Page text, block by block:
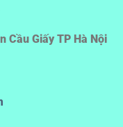
Cầu Giấy TP Hà Nội